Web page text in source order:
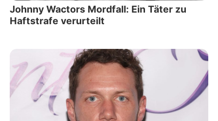
Johnny Wactors Mordfall: Ein Täter zu
Haftstrafe verurteilt